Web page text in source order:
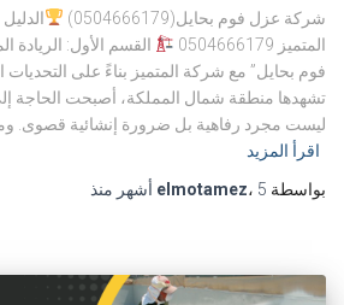
شركة عزل فوم بحايل(0504666179)
المتميز 0504666179
القسم الأول:
فوم بحايل” مع شركة المتميز بناءً على التحديات
تشهدها منطقة شمال المملكة، أصبحت الحاجة
ليست مجرد رفاهية بل ضرورة إنشائية قصوى.
اقرأ المزيد
بواسطة
elmotamez، 5 أشهر منذ